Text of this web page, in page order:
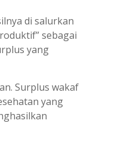
di salurkan
sebagai
yang
Surplus wakaf
yang